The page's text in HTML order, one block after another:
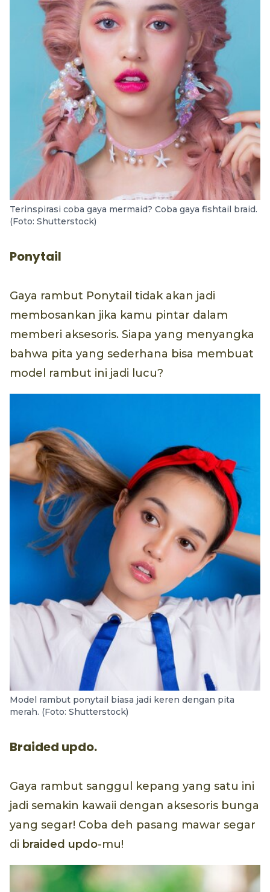
Terinspirasi coba gaya mermaid? Coba gaya fishtail braid.
(Foto: Shutterstock)
Ponytail
Gaya rambut Ponytail tidak akan jadi
membosankan jika kamu pintar dalam
memberi aksesoris. Siapa yang menyangka
bahwa pita yang sederhana bisa membuat
model rambut ini jadi lucu?
Model rambut ponytail biasa jadi keren dengan pita
merah. (Foto: Shutterstock)
Braided updo.
Gaya rambut sanggul kepang yang satu ini
jadi semakin kawaii dengan aksesoris bunga
yang segar! Coba deh pasang mawar segar
di braided updo-mu!